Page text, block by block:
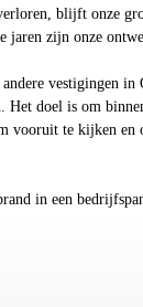
blijft onze
jaren zijn onze
vestigingen
doel is om
vooruit te kijken en
in een